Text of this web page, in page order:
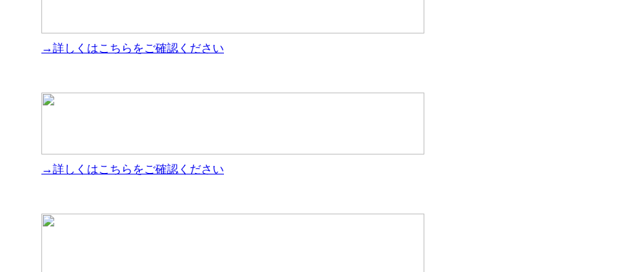
→詳しくはこちらをご確認ください
→詳しくはこちらをご確認ください